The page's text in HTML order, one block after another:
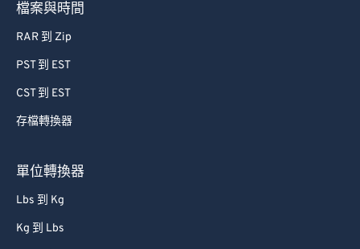
檔案與時間
RAR 到 Zip
PST 到 EST
CST 到 EST
存檔轉換器
單位轉換器
Lbs 到 Kg
Kg 到 Lbs